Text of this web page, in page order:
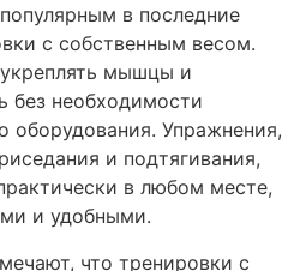
в последние
с собственным весом.
мышцы и
без необходимости
оборудования. Упражнения,
и подтягивания,
в любом месте,
и удобными.
что тренировки с